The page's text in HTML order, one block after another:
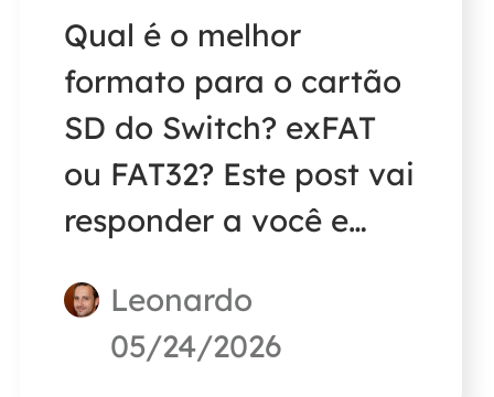
Qual é o melhor
formato para o cartão
SD do Switch? exFAT
ou FAT32? Este post vai
responder a você e
simples de formatar
um cartão SD do
Leonardo
05/24/2026